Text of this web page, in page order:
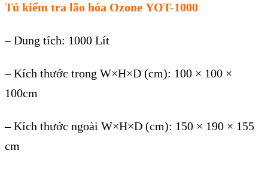
Tủ kiểm tra lão hóa Ozone YOT-1000
– Dung tích: 1000 Lít
– Kích thước trong W×H×D (cm): 100 × 100 ×
100cm
– Kích thước ngoài W×H×D (cm): 150 × 190 × 155
cm